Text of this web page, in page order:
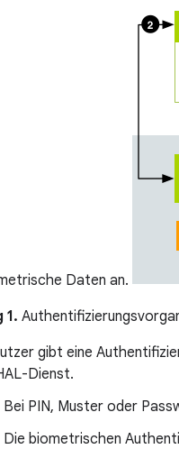
Daten an.
1.
gibt eine
Dienst.
Bei PIN, Muster oder
Die biometrischen